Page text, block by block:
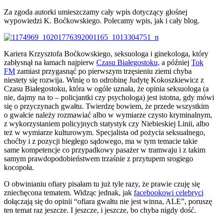
Za zgoda autorki umieszczamy cały wpis dotyczący głośnej
wypowiedzi K. Boćkowskiego. Polecamy wpis, jak i cały blog.
Kariera Krzysztofa Boćkowskiego, seksuologa i ginekologa, który
zabłysnął na łamach najpierw Czasu Białegostoku, a później Tok
FM zamiast przygasnąć po pierwszym trzęsieniu ziemi chyba
niestety się rozwija. Winię o to odrobinę Judytę Kokoszkiewicz z
Czasu Białegostoku, która w ogóle uznała, że opinia seksuologa (a
nie, dajmy na to – policjantki czy psychologa) jest istotna, gdy mówi
się o przyczynach gwałtu. Twierdzę bowiem, że przede wszystkim
o gwałcie należy rozmawiać albo w wymiarze czysto kryminalnym,
z wykorzystaniem policyjnych statystyk czy Niebieskiej Linii, albo
też w wymiarze kulturowym. Specjalista od pożycia seksualnego,
choćby i z pozycji biegłego sądowego, ma w tym temacie takie
same kompetencje co przypadkowy pasażer w tramwaju i z takim
samym prawdopodobieństwem trzaśnie z przytupem srogiego
kocopoła.
O obwinianiu ofiary pisałam tu już tyle razy, że prawie czuję się
zniechęcona tematem. Widząc jednak, jak facebookowi celebryci
dołączają się do opinii “ofiara gwałtu nie jest winna, ALE”, poruszę
ten temat raz jeszcze. I jeszcze, i jeszcze, bo chyba nigdy dość.